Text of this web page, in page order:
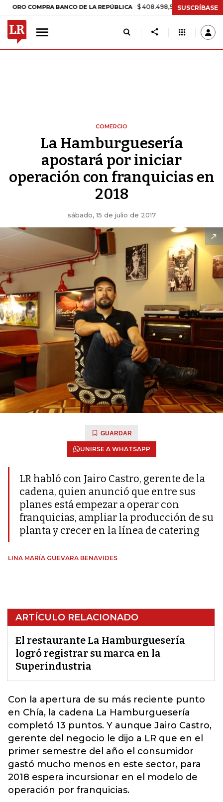
BANCO DE LA REPÚBLICA $ 408.498,97 +$ 8.753,81 +2,19%
SUSCRÍBASE
COMERCIO
La Hamburguesería
apostará por iniciar
operación con franquicias en
2018
sábado, 15 de julio de 2017
GUARDAR
UNIRSE A WHATSAPP
LR habló con Jairo Castro, gerente de la
cadena, quien anunció que entre sus
planes está empezar a operar con
franquicias, ampliar la producción de su
planta y crecer en la línea de catering
LINA MARÍA GUEVARA BENAVIDES
ARTÍCULO RELACIONADO
El restaurante La Hamburguesería
logró registrar su marca en la
Superindustria
Con la apertura de su más reciente punto
en Chía, la cadena La Hamburguesería
completó 13 puntos. Y aunque Jairo Castro,
gerente del negocio le dijo a LR que en el
primer semestre del año el consumidor
gastó mucho menos en este sector, para
2018 espera incursionar en el modelo de
operación por franquicias.